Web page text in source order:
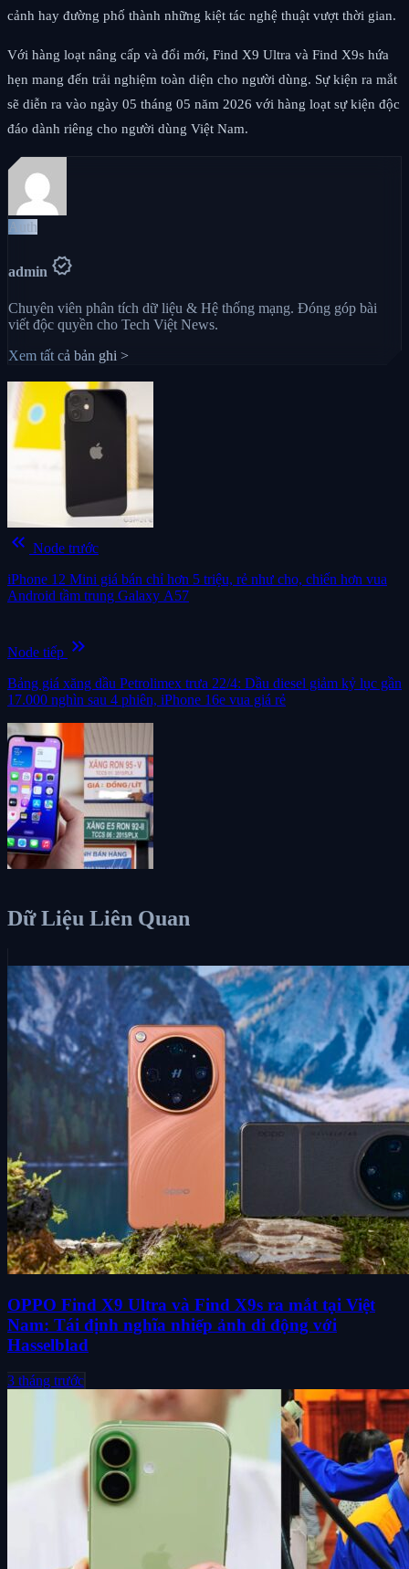
cảnh hay đường phố thành những kiệt tác nghệ thuật vượt thời gian.
Với hàng loạt nâng cấp và đổi mới, Find X9 Ultra và Find X9s hứa
hẹn mang đến trải nghiệm toàn diện cho người dùng. Sự kiện ra mắt
sẽ diễn ra vào ngày 05 tháng 05 năm 2026 với hàng loạt sự kiện độc
đáo dành riêng cho người dùng Việt Nam.
Auth
admin verified
Chuyên viên phân tích dữ liệu & Hệ thống mạng. Đóng góp bài
viết độc quyền cho Tech Việt News.
Xem tất cả bản ghi >
keyboard_double_arrow_left Node trước
iPhone 12 Mini giá bán chỉ hơn 5 triệu, rẻ như cho, chiến hơn vua
Android tầm trung Galaxy A57
Node tiếp keyboard_double_arrow_right
Bảng giá xăng dầu Petrolimex trưa 22/4: Dầu diesel giảm kỷ lục gần
17.000 nghìn sau 4 phiên, iPhone 16e vua giá rẻ
Dữ Liệu Liên Quan
OPPO Find X9 Ultra và Find X9s ra mắt tại Việt
Nam: Tái định nghĩa nhiếp ảnh di động với
Hasselblad
3 tháng trước